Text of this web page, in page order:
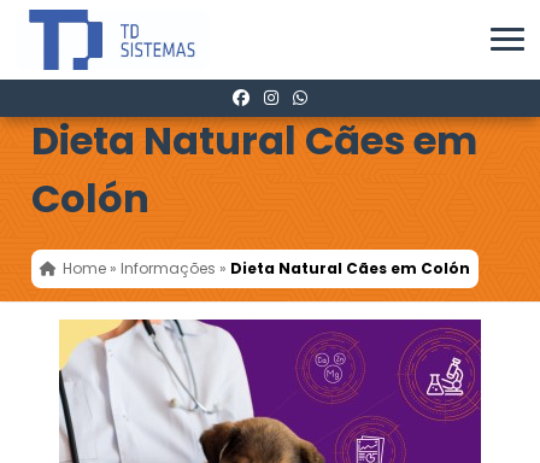
Dieta Natural Cães em
Colón
Home » Informações » Dieta Natural Cães em Colón